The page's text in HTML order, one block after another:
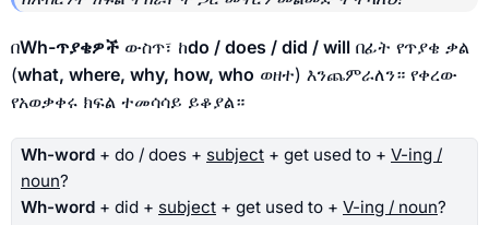
በWh-ጥያቄዎች ውስጥ፣ ከdo / does / did / will በፊት የጥያቄ ቃል
(what, where, why, how, who ወዘተ) እንጨምራለን። የቀረው
የአወቃቀሩ ክፍል ተመሳሳይ ይቆያል።
Wh-word + do / does + subject + get used to + V-ing /
noun?
Wh-word + did + subject + get used to + V-ing / noun?